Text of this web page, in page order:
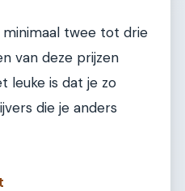
twee tot drie
van deze prijzen
leuke is dat je zo
die je anders